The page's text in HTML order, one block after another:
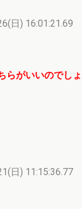
日) 16:01:21.69
らがいいのでしょ
日) 11:15:36.77